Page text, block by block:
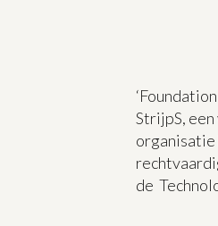
StrijpS,
organisatie
de